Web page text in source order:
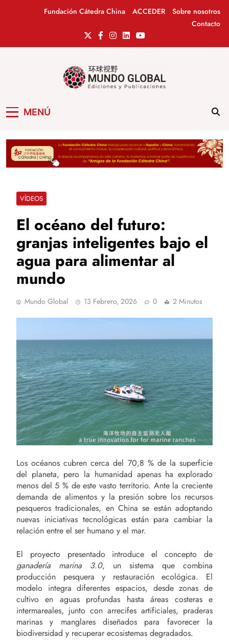
Fundación Cátedra China ACCEDER
Sobre nosotros
Contacto
MENÚ
VÍDEOS
El océano del futuro:
granjas inteligentes bajo el
agua para alimentar al
mundo
Mundo Global 13 Febrero, 2026 0 2 Minutos
Los océanos cubren cerca del 70,8 % de la superficie
del planeta, pero la humanidad apenas ha explorado
menos del 5 % de este vasto territorio. Ante la creciente
demanda de alimentos y la presión sobre los recursos
pesqueros tradicionales, en China se están adoptando
nuevas iniciativas tecnológicas están para cambiar la
relación entre el ser humano y el mar.
El proyecto presentado introduce el concepto de
ganadería marina 3.0, un sistema que combina
producción pesquera y restauración ecológica. El
modelo integra diferentes espacios, desde zonas de
cultivo en aguas profundas hasta áreas costeras e
intermareales, junto con arrecifes artificiales, praderas
marinas y manglares diseñados para favorecer la
biodiversidad y recuperar ecosistemas degradados.